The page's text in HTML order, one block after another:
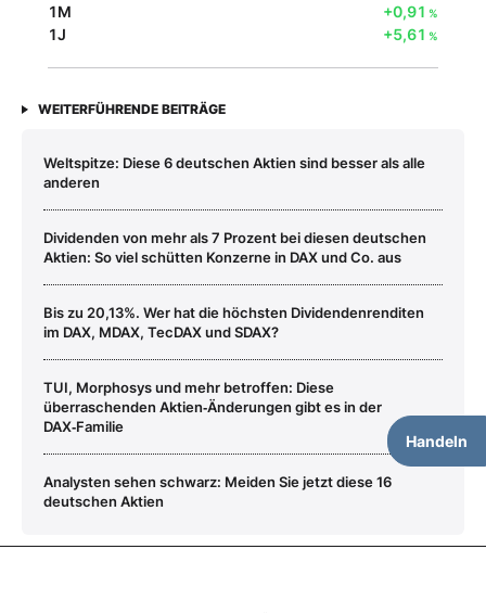
Handeln
1M +0,91 %
1J +5,61 %
WEITERFÜHRENDE BEITRÄGE
Weltspitze: Diese 6 deutschen Aktien sind besser als alle
anderen
Dividenden von mehr als 7 Prozent bei diesen deutschen
Aktien: So viel schütten Konzerne in DAX und Co. aus
Bis zu 20,13%. Wer hat die höchsten Dividendenrenditen
im DAX, MDAX, TecDAX und SDAX?
TUI, Morphosys und mehr betroffen: Diese
überraschenden Aktien‑Änderungen gibt es in der
DAX‑Familie
Analysten sehen schwarz: Meiden Sie jetzt diese 16
deutschen Aktien